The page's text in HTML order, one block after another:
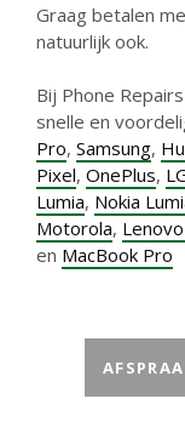
Graag betalen
natuurlijk ook.
Bij Phone
snelle en
Pro, Samsung,
Pixel, OnePlus,
Lumia, Nokia
Motorola,
en MacBook Pro